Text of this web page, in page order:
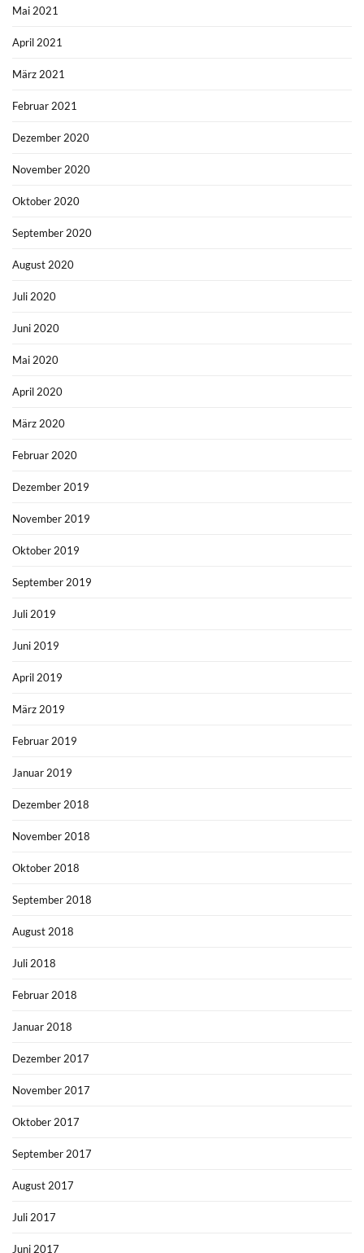
Mai 2021
April 2021
März 2021
Februar 2021
Dezember 2020
November 2020
Oktober 2020
September 2020
August 2020
Juli 2020
Juni 2020
Mai 2020
April 2020
März 2020
Februar 2020
Dezember 2019
November 2019
Oktober 2019
September 2019
Juli 2019
Juni 2019
April 2019
März 2019
Februar 2019
Januar 2019
Dezember 2018
November 2018
Oktober 2018
September 2018
August 2018
Juli 2018
Februar 2018
Januar 2018
Dezember 2017
November 2017
Oktober 2017
September 2017
August 2017
Juli 2017
Juni 2017